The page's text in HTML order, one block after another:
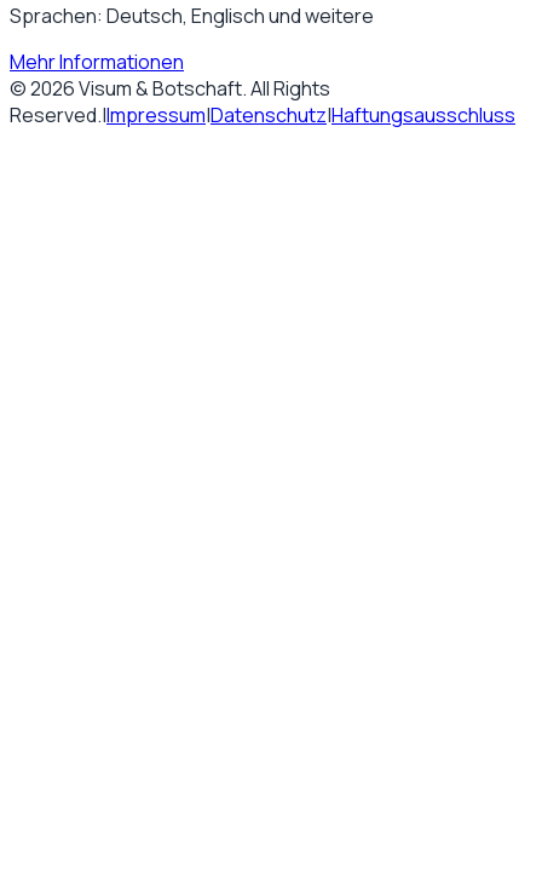
Sprachen: Deutsch, Englisch und weitere
Mehr Informationen
©2026Visum & Botschaft. All Rights
Reserved.|Impressum|Datenschutz|Haftungsausschluss